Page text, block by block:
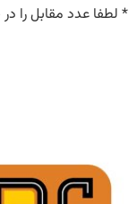
* لطفا عدد مقابل را